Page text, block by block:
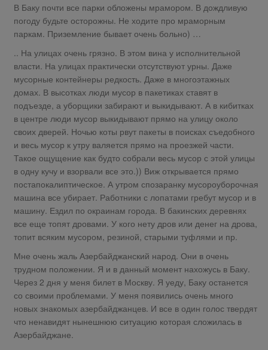
В Баку почти все парки обложены мрамором. В дождливую
погоду будьте осторожны. Не ходите про мраморным
паркам. Приземление бывает очень больно) …
.. На улицах очень грязно. В этом вина у исполнительной
власти. На улицах практически отсутствуют урны. Даже
мусорные контейнеры редкость. Даже в многоэтажных
домах. В высотках люди мусор в пакетиках ставят в
подъезде, а уборщики забирают и выкидывают. А в кибитках
в центре люди мусор выкидывают прямо на улицу около
своих дверей. Ночью коты рвут пакеты в поисках съедобного
и весь мусор к утру валяется прямо на проезжей части.
Такое ощущение как будто собрали весь мусор с этой улицы
в одну кучу и взорвали все это.)) Виж открывается прямо
постапокалиптическое. А утром спозаранку мусороуборочная
машина все убирает. Работники с лопатами гребут мусор и в
машину. Ездил по окраинам города. В бакинских деревнях
все еще топят дровами. У кого нету дров или денег на дрова,
топит всяким мусором, резиной, старыми туфлями и пр.
Мне очень жаль Азербайджанский народ. Они в очень
трудном положении. Я и в данный момент нахожусь в Баку.
Через 2 дня у меня билет в Москву. Я уеду, Баку останется
со своими проблемами. У меня появились очень много
новых знакомых азербайджанцев. И все в один голос твердят
что ненавидят нынешнюю ситуацию которая сложилась в
Азербайджане.